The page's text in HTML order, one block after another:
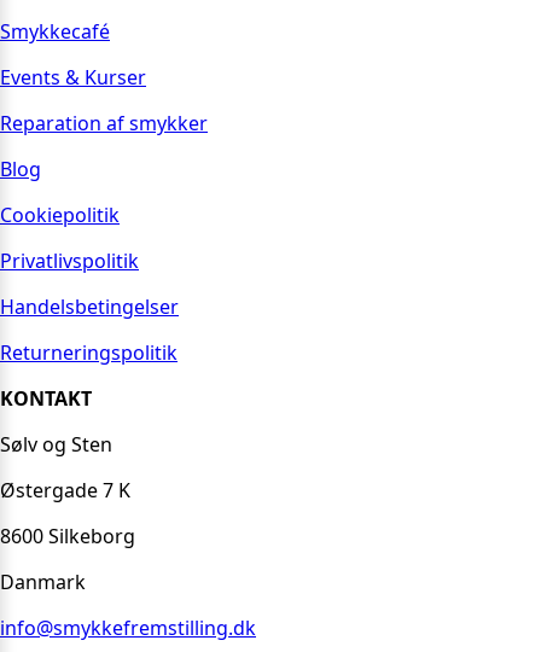
Smykkecafé
Events & Kurser
Reparation af smykker
Blog
Cookiepolitik
Privatlivspolitik
Handelsbetingelser
Returneringspolitik
KONTAKT
Sølv og Sten
Østergade 7 K
8600 Silkeborg
Danmark
info@smykkefremstilling.dk